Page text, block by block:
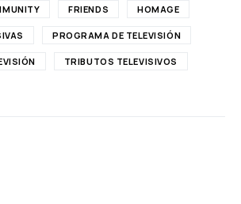
FRIENDS HOMAGE
PROGRAMA DE TELEVISIÓN
TRIBUTOS TELEVISIVOS